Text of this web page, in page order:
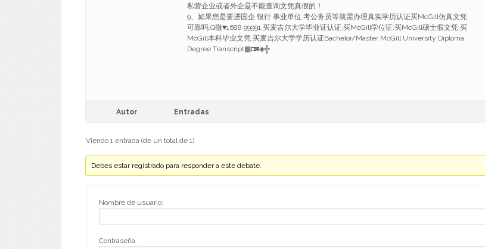
私营企业或者外企是不能查询文凭真假的！
9、如果您是要进国企 银行 事业单位 考公务员等就需办理真实学历认证买McGill仿真文凭
可靠吗,Q微♥1688 99991,买麦吉尔大学毕业证认证,买McGill学位证,买McGill硕士假文凭,买
McGill本科毕业文凭,买麦吉尔大学学历认证Bachelor/Master McGill University Diploma
Degree Transcript▩◘◙◈╬
Autor Entradas
Viendo 1 entrada (de un total de 1)
Debes estar registrado para responder a este debate.
Nombre de usuario:
Contraseña: